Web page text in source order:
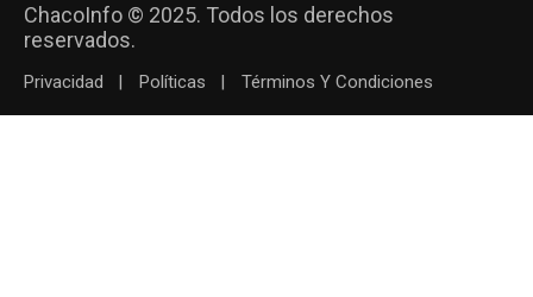
ChacoInfo © 2025. Todos los derechos
reservados.
Privacidad Políticas Términos Y Condiciones